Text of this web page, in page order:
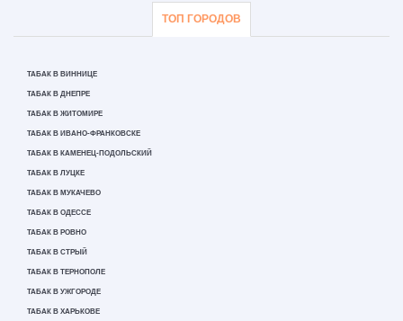
ТОП ГОРОДОВ
ТАБАК В ВИННИЦЕ
ТАБАК В ДНЕПРЕ
ТАБАК В ЖИТОМИРЕ
ТАБАК В ИВАНО-ФРАНКОВСКЕ
ТАБАК В КАМЕНЕЦ-ПОДОЛЬСКИЙ
ТАБАК В ЛУЦКЕ
ТАБАК В МУКАЧЕВО
ТАБАК В ОДЕССЕ
ТАБАК В РОВНО
ТАБАК В СТРЫЙ
ТАБАК В ТЕРНОПОЛЕ
ТАБАК В УЖГОРОДЕ
ТАБАК В ХАРЬКОВЕ